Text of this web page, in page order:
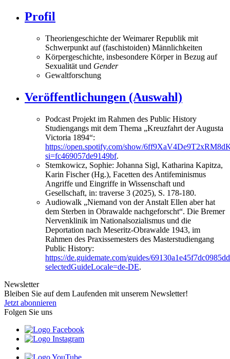
Profil
Theoriengeschichte der Weimarer Republik mit
Schwerpunkt auf (faschistoiden) Männlichkeiten
Körpergeschichte, insbesondere Körper in Bezug auf
Sexualität und Gender
Gewaltforschung
Veröffentlichungen (Auswahl)
Podcast Projekt im Rahmen des Public History
Studiengangs mit dem Thema „Kreuzfahrt der Augusta
Victoria 1894“:
https://open.spotify.com/show/
si=fc469057de9149bf.
Stemkowicz, Sophie: Johanna Sigl, Katharina Kapitza,
Karin Fischer (Hg.), Facetten des Antifeminismus
Angriffe und Eingriffe in Wissenschaft und
Gesellschaft, in: traverse 3 (2025), S. 178-180.
Audiowalk „Niemand von der Anstalt Ellen aber hat
dem Sterben in Obrawalde nachgeforscht“. Die Bremer
Nervenklinik im Nationalsozialismus und die
Deportation nach Meseritz-Obrawalde 1943, im
Rahmen des Praxissemesters des Masterstudiengang
Public History:
https://de.guidemate.com/guides/
selectedGuideLocale=de-DE.
Newsletter
Bleiben Sie auf dem Laufenden mit unserem Newsletter!
Jetzt abonnieren
Folgen Sie uns